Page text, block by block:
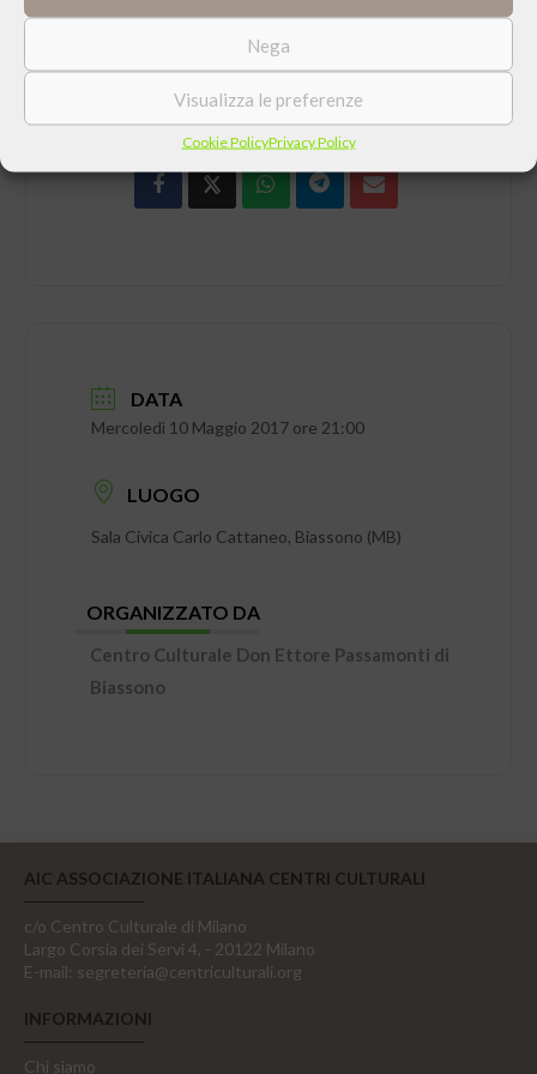
Nega
Visualizza le preferenze
Cookie PolicyPrivacy Policy
DATA
Mercoledì 10 Maggio 2017 ore 21:00
LUOGO
Sala Civica Carlo Cattaneo, Biassono (MB)
ORGANIZZATO DA
Centro Culturale Don Ettore Passamonti di
Biassono
AIC ASSOCIAZIONE ITALIANA CENTRI CULTURALI
c/o Centro Culturale di Milano
Largo Corsia dei Servi 4, - 20122 Milano
E-mail: segreteria@centriculturali.org
INFORMAZIONI
Chi siamo